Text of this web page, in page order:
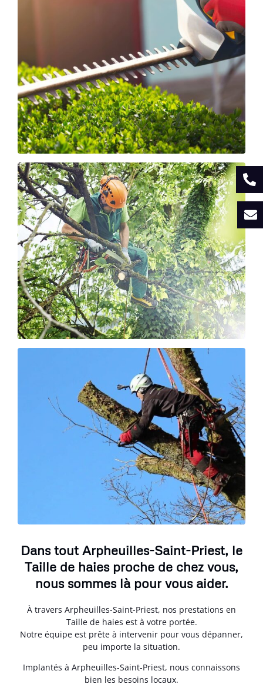
Dans tout Arpheuilles-Saint-Priest, le
Taille de haies proche de chez vous,
nous sommes là pour vous aider.
À travers Arpheuilles-Saint-Priest, nos prestations en
Taille de haies est à votre portée.
Notre équipe est prête à intervenir pour vous dépanner,
peu importe la situation.
Implantés à Arpheuilles-Saint-Priest, nous connaissons
bien les besoins locaux.